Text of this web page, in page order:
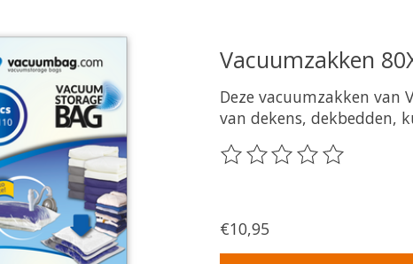
Vacuumzakken
Deze vacuumzakken van
van dekens, dekbedden,
De beoordeling van dit
€10,95